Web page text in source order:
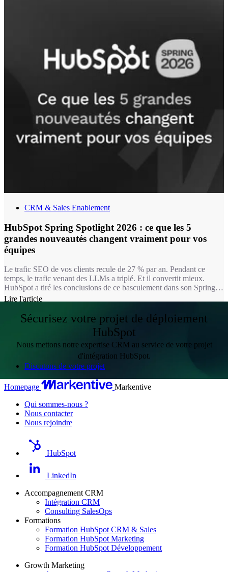
CRM & Sales Enablement
HubSpot Spring Spotlight 2026 : ce que les 5
grandes nouveautés changent vraiment pour vos
équipes
Le trafic SEO de vos clients recule de 27 % par an. Pendant ce
temps, le trafic venant des LLMs a triplé. Et il convertit mieux.
HubSpot a tiré les conclusions de ce basculement dans son Spring
Spotlight 2026, présenté le 14 avril : chacune des 5 grandes
outils IA ont accès aux données. Ce qu’ils n’ont pas, c’est le
contexte.
Lire l'article
Sécurisez votre projet de déploiement
HubSpot
Nous mettons notre expertise CRM au service de votre projet
d'intégration HubSpot.
Discutons de votre projet
Homepage
Markentive
Qui sommes-nous ?
Nous contacter
Nous rejoindre
HubSpot
LinkedIn
Accompagnement CRM
Intégration CRM
Consulting SalesOps
Formations
Formation HubSpot CRM & Sales
Formation HubSpot Marketing
Formation HubSpot Développement
Growth Marketing